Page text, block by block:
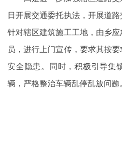
日开展交通委托执法，开展道路
针对辖区建筑施工工地，由乡
员，进行上门宣传，要求其按
安全隐患。同时，积极引导集
辆，严格整治车辆乱停乱放问题。